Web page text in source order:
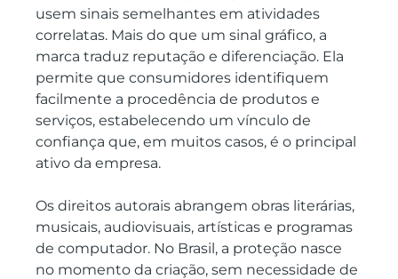
usem sinais semelhantes em atividades
correlatas. Mais do que um sinal gráfico, a
marca traduz reputação e diferenciação. Ela
permite que consumidores identifiquem
facilmente a procedência de produtos e
serviços, estabelecendo um vínculo de
confiança que, em muitos casos, é o principal
ativo da empresa.
Os direitos autorais abrangem obras literárias,
musicais, audiovisuais, artísticas e programas
de computador. No Brasil, a proteção nasce
no momento da criação, sem necessidade de